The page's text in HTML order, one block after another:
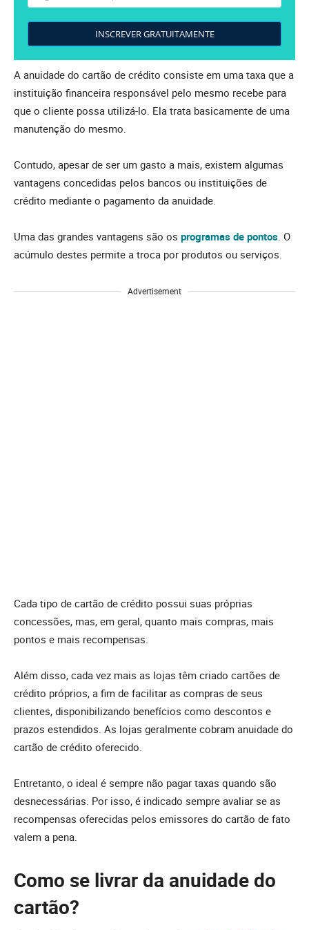
INSCREVER GRATUITAMENTE
A anuidade do cartão de crédito consiste em uma taxa que a
instituição financeira responsável pelo mesmo recebe para
que o cliente possa utilizá-lo. Ela trata basicamente de uma
manutenção do mesmo.
Contudo, apesar de ser um gasto a mais, existem algumas
vantagens concedidas pelos bancos ou instituições de
crédito mediante o pagamento da anuidade.
Uma das grandes vantagens são os programas de pontos . O
acúmulo destes permite a troca por produtos ou serviços.
Advertisement
Cada tipo de cartão de crédito possui suas próprias
concessões, mas, em geral, quanto mais compras, mais
pontos e mais recompensas.
Além disso, cada vez mais as lojas têm criado cartões de
crédito próprios, a fim de facilitar as compras de seus
clientes, disponibilizando benefícios como descontos e
prazos estendidos. As lojas geralmente cobram anuidade do
cartão de crédito oferecido.
Entretanto, o ideal é sempre não pagar taxas quando são
desnecessárias. Por isso, é indicado sempre avaliar se as
recompensas oferecidas pelos emissores do cartão de fato
valem a pena.
Como se livrar da anuidade do
cartão?